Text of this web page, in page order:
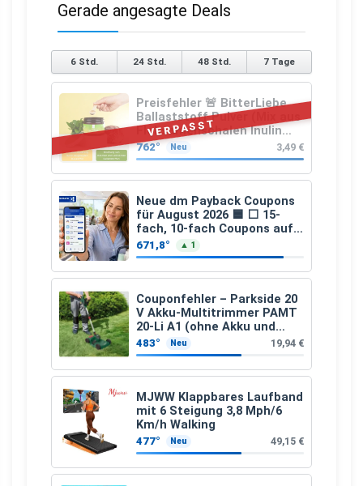
Gerade angesagte Deals
6 Std. 24 Std. 48 Std. 7 Tage
VERPASST
Preisfehler 🚨 BitterLiebe
Ballaststoff Pulver (Mix aus
Flohsamenschalen Inulin
(Präbiotika) Leinsamen &
Apfelfaser)
762° Neu 3,49 €
Neue dm Payback Coupons
für August 2026 🟦 ⬜ 15-
fach, 10-fach Coupons auf
den gesamten Einkauf ab 2
€
671,8° ▲ 1
Couponfehler – Parkside 20
V Akku-Multitrimmer PAMT
20-Li A1 (ohne Akku und
Ladegerät)
483° Neu 19,94 €
MJWW Klappbares Laufband
mit 6 Steigung 3,8 Mph/6
Km/h Walking
477° Neu 49,15 €